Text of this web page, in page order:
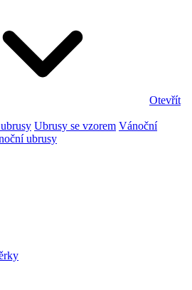
Otevřít
Ubrusy se vzorem Vánoční
ubrusy